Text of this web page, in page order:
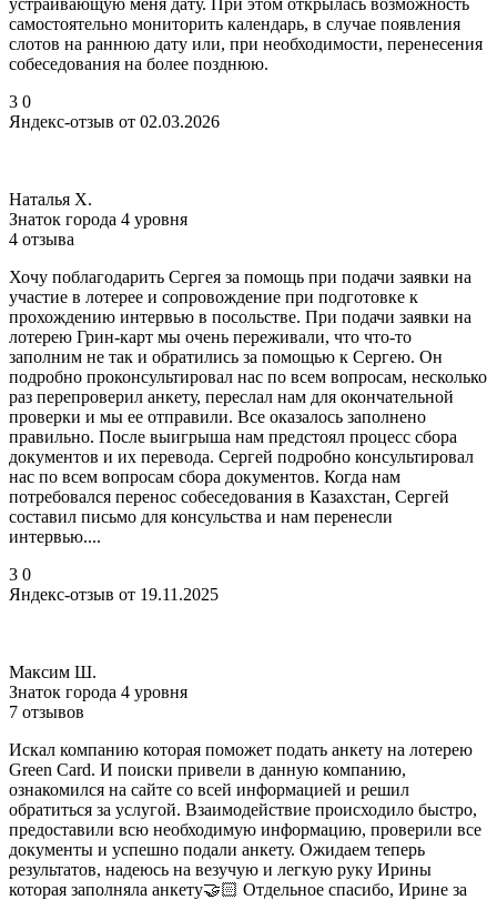
устраивающую меня дату. При этом открылась возможность
самостоятельно мониторить календарь, в случае появления
слотов на раннюю дату или, при необходимости, перенесения
собеседования на более позднюю.
3 0
Яндекс-отзыв от 02.03.2026
Наталья Х.
Знаток города 4 уровня
4 отзыва
Хочу поблагодарить Сергея за помощь при подачи заявки на
участие в лотерее и сопровождение при подготовке к
прохождению интервью в посольстве. При подачи заявки на
лотерею Грин-карт мы очень переживали, что что-то
заполним не так и обратились за помощью к Сергею. Он
подробно проконсультировал нас по всем вопросам, несколько
раз перепроверил анкету, переслал нам для окончательной
проверки и мы ее отправили. Все оказалось заполнено
правильно. После выигрыша нам предстоял процесс сбора
документов и их перевода. Сергей подробно консультировал
нас по всем вопросам сбора документов. Когда нам
потребовался перенос собеседования в Казахстан, Сергей
составил письмо для консульства и нам перенесли
интервью....
3 0
Яндекс-отзыв от 19.11.2025
Максим Ш.
Знаток города 4 уровня
7 отзывов
Искал компанию которая поможет подать анкету на лотерею
Green Card. И поиски привели в данную компанию,
ознакомился на сайте со всей информацией и решил
обратиться за услугой. Взаимодействие происходило быстро,
предоставили всю необходимую информацию, проверили все
документы и успешно подали анкету. Ожидаем теперь
результатов, надеюсь на везучую и легкую руку Ирины
которая заполняла анкету🤝🏻 Отдельное спасибо, Ирине за